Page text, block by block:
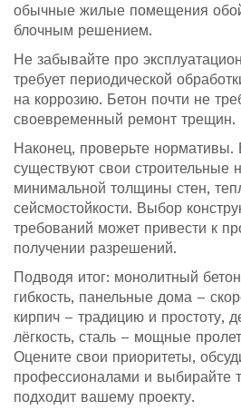
обычные жилые помещения
блочным решением.
Не забывайте про
требует периодической
на коррозию. Бетон почти не
своевременный ремонт трещин.
Наконец, проверьте
существуют свои
минимальной толщины стен,
сейсмостойкости. Выбор
требований может привести к
получении разрешений.
Подводя итог: монолитный
гибкость, панельные дома –
кирпич – традицию и простоту,
лёгкость, сталь – мощные
Оцените свои приоритеты,
профессионалами и выбирайте
подходит вашему проекту.